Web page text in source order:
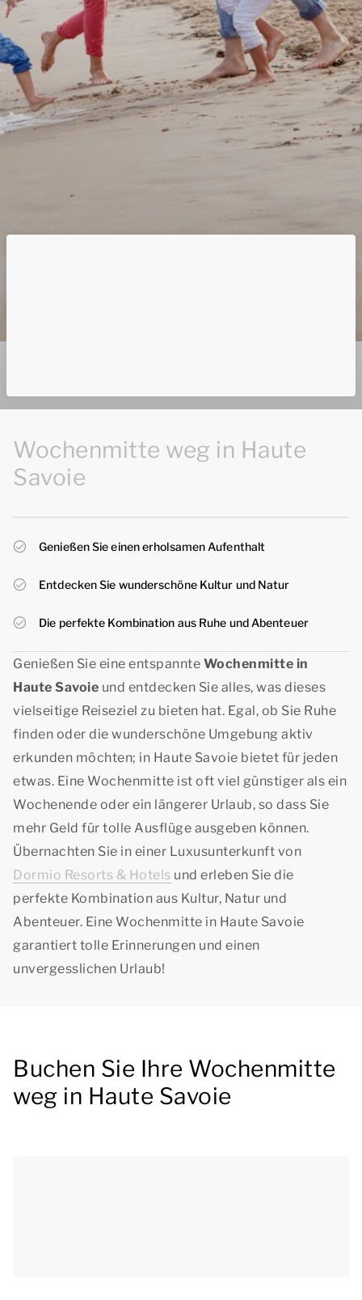
Wochenmitte weg in Haute
Savoie
Genießen Sie einen erholsamen Aufenthalt
Entdecken Sie wunderschöne Kultur und Natur
Die perfekte Kombination aus Ruhe und Abenteuer
Genießen Sie eine entspannte Wochenmitte in
Haute Savoie und entdecken Sie alles, was dieses
vielseitige Reiseziel zu bieten hat. Egal, ob Sie Ruhe
finden oder die wunderschöne Umgebung aktiv
erkunden möchten; in Haute Savoie bietet für jeden
etwas. Eine Wochenmitte ist oft viel günstiger als ein
Wochenende oder ein längerer Urlaub, so dass Sie
mehr Geld für tolle Ausflüge ausgeben können.
Übernachten Sie in einer Luxusunterkunft von
Dormio Resorts & Hotels und erleben Sie die
perfekte Kombination aus Kultur, Natur und
Abenteuer. Eine Wochenmitte in Haute Savoie
garantiert tolle Erinnerungen und einen
unvergesslichen Urlaub!
Buchen Sie Ihre Wochenmitte
weg in Haute Savoie